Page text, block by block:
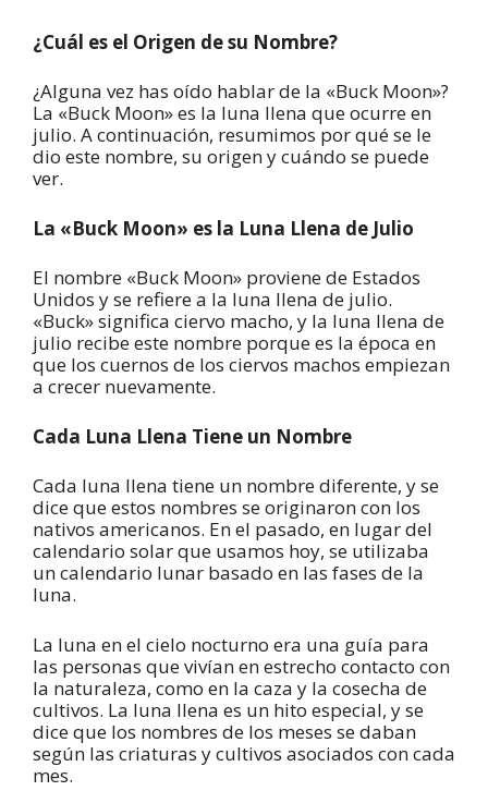
¿Cuál es el Origen de su Nombre?
¿Alguna vez has oído hablar de la «Buck Moon»?
La «Buck Moon» es la luna llena que ocurre en
julio. A continuación, resumimos por qué se le
dio este nombre, su origen y cuándo se puede
ver.
La «Buck Moon» es la Luna Llena de Julio
El nombre «Buck Moon» proviene de Estados
Unidos y se refiere a la luna llena de julio.
«Buck» significa ciervo macho, y la luna llena de
julio recibe este nombre porque es la época en
que los cuernos de los ciervos machos empiezan
a crecer nuevamente.
Cada Luna Llena Tiene un Nombre
Cada luna llena tiene un nombre diferente, y se
dice que estos nombres se originaron con los
nativos americanos. En el pasado, en lugar del
calendario solar que usamos hoy, se utilizaba
un calendario lunar basado en las fases de la
luna.
La luna en el cielo nocturno era una guía para
las personas que vivían en estrecho contacto con
la naturaleza, como en la caza y la cosecha de
cultivos. La luna llena es un hito especial, y se
dice que los nombres de los meses se daban
según las criaturas y cultivos asociados con cada
mes.